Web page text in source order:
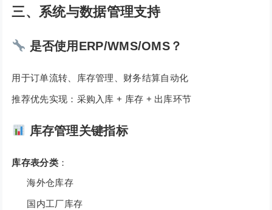
三、系统与数据管理支持
是否使用ERP/WMS/OMS？
用于订单流转、库存管理、财务结算自动化
推荐优先实现：采购入库 + 库存 + 出库环节
库存管理关键指标
库存表分类：
海外仓库存
国内工厂库存